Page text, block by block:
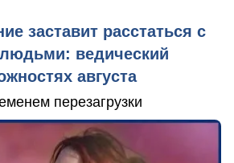
заставит расстаться с
ведический
августа
перезагрузки